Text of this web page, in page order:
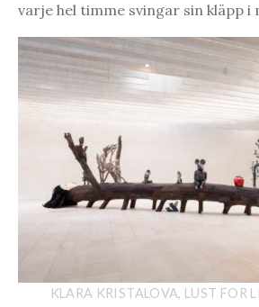
varje hel timme svingar sin kläpp i
KLARA KRISTALOVA, LUST FOR